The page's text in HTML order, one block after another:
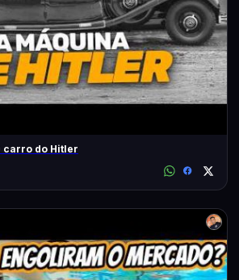
carro do Hitler